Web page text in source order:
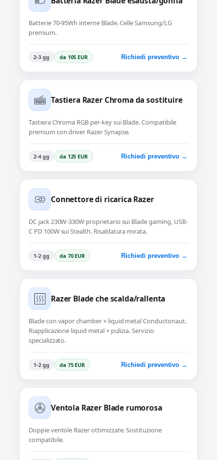
Batterie 70-95Wh interne Blade. Celle Samsung/LG
premium.
2-3 gg da 105 EUR Richiedi preventivo →
Tastiera Razer Chroma da sostituire
Tastiera Chroma RGB per-key sui Blade. Compatibile
premium con driver Razer Synapse.
2-4 gg da 125 EUR Richiedi preventivo →
Connettore di ricarica Razer
DC jack 230W-330W proprietario sui Blade gaming, USB-
C PD 100W sui Stealth. Risaldatura mirata.
1-2 gg da 70 EUR Richiedi preventivo →
Razer Blade che scalda/rallenta
Blade con vapor chamber + liquid metal Conductonaut.
Riapplicazione liquid metal + pulizia. Servizio
specializzato.
1-2 gg da 75 EUR Richiedi preventivo →
Ventola Razer Blade rumorosa
Doppie ventole Razer ottimizzate. Sostituzione
compatibile.